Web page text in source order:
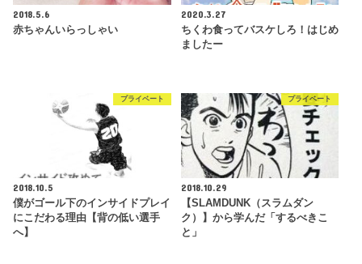
2018.5.6
赤ちゃんいらっしゃい
2020.3.27
ちくわ食ってバスケしろ！はじめ
ましたー
プライベート
2018.10.5
僕がゴール下のインサイドプレイ
にこだわる理由【背の低い選手
へ】
プライベート
2018.10.29
【SLAMDUNK（スラムダン
ク）】から学んだ「するべきこ
と」